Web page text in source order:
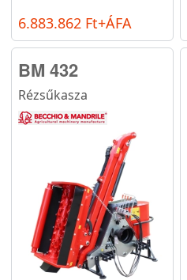
6.883.862 Ft+ÁFA
BM 432
Rézsűkasza